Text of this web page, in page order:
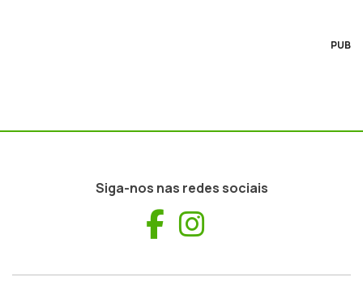
PUB
Siga-nos nas redes sociais
Facebook